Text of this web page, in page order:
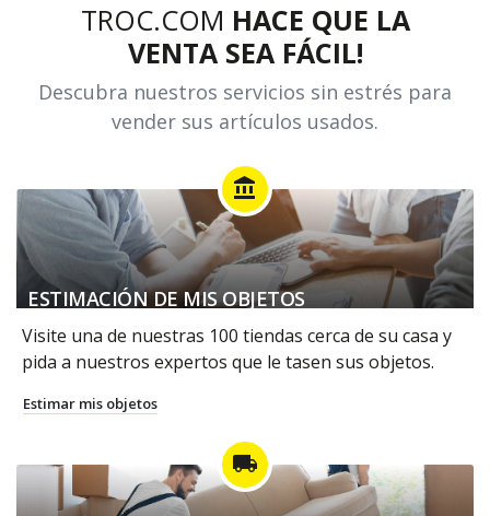
TROC.COM HACE QUE LA
VENTA SEA FÁCIL!
Descubra nuestros servicios sin estrés para
vender sus artículos usados.
account_balance
ESTIMACIÓN DE MIS OBJETOS
Visite una de nuestras 100 tiendas cerca de su casa y
pida a nuestros expertos que le tasen sus objetos.
Estimar mis objetos
local_shipping